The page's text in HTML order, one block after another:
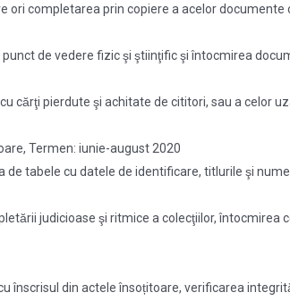
completarea prin copiere a acelor
de vedere fizic şi ştiinţific şi întocmirea
cărţi pierdute şi achitate de cititori, sau a celor
Termen: iunie-august 2020
tabele cu datele de identificare, titlurile şi
judicioase şi ritmice a colecţiilor, întocmirea
înscrisul din actele însoțitoare, verificarea